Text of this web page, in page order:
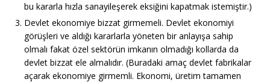
bu kararla hızla sanayileşerek eksiğini kapatmak istemiştir.)
Devlet ekonomiye bizzat girmemeli. Devlet ekonomiyi
görüşleri ve aldığı kararlarla yöneten bir anlayışa sahip
olmalı fakat özel sektörün imkanın olmadığı kollarda da
devlet bizzat ele almalıdır. (Buradaki amaç devlet fabrikalar
açarak ekonomiye girmemli. Ekonomi, üretim tamamen